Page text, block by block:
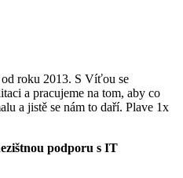
roku 2013. S Víťou se
a pracujeme na tom, aby co
a jistě se nám to daří. Plave 1x
podporu s IT